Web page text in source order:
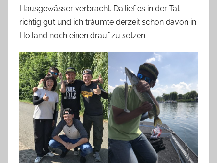
Hausgewässer verbracht. Da lief es in der Tat
richtig gut und ich träumte derzeit schon davon in
Holland noch einen drauf zu setzen.